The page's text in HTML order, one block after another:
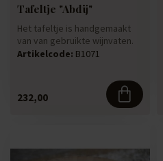
Tafeltje "Abdij"
Het tafeltje is handgemaakt
van van gebruikte wijnvaten.
Wat hem nog stoerder ma...
Artikelcode: B1071
232,00